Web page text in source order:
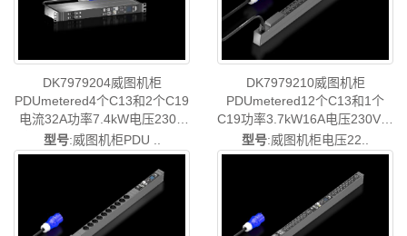
DK7979204威图机柜
PDUmetered4个C13和2个C19
电流32A功率7.4kW电压230V
高44深144长450-德国威图制
造-rittal威图空调维修威图电柜
威图母线威图风扇威图PDU威
图售后DK7979.204
型号:威图机柜PDU ..
DK7979210威图机柜
PDUmetered12个C13和1个
C19功率3.7kW16A电压230V宽
44深70长845电缆长3m-德国威
图制造-rittal威图空调维修威图
电柜威图母线威图风扇威图
PDU威图售后DK7979.210
型号:威图机柜电压22..